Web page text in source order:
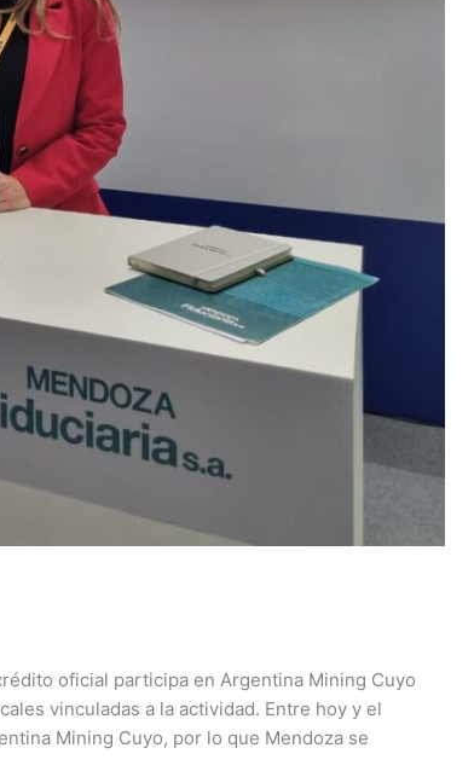
oficial participa en Argentina Mining Cuyo
vinculadas a la actividad. Entre hoy y el
Mining Cuyo, por lo que Mendoza se